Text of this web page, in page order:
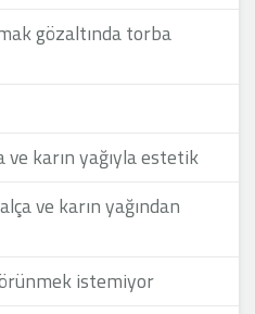
gözaltında torba
ve karın yağıyla estetik
ve karın yağından
istemiyor